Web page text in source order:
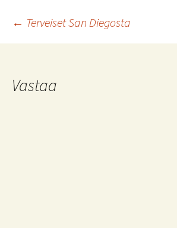
Artikkelien
← Terveiset San Diegosta
Vastaa